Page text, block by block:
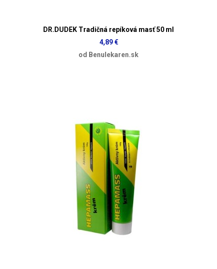
DR.DUDEK Tradičná repíková masť 50 ml
4,89 €
od Benulekaren.sk